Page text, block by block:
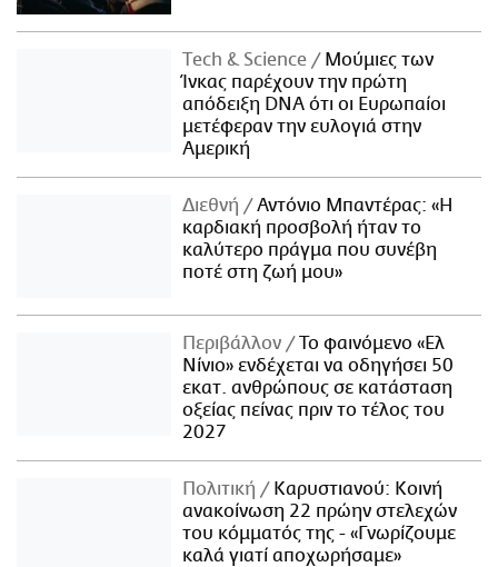
Τech & Science
Μούμιες των
Ίνκας παρέχουν την πρώτη
απόδειξη DNA ότι οι Ευρωπαίοι
μετέφεραν την ευλογιά στην
Αμερική
Διεθνή
Αντόνιο Μπαντέρας: «Η
καρδιακή προσβολή ήταν το
καλύτερο πράγμα που συνέβη
ποτέ στη ζωή μου»
Περιβάλλον
Το φαινόμενο «Ελ
Νίνιο» ενδέχεται να οδηγήσει 50
εκατ. ανθρώπους σε κατάσταση
οξείας πείνας πριν το τέλος του
2027
Πολιτική
Καρυστιανού: Κοινή
ανακοίνωση 22 πρώην στελεχών
του κόμματός της - «Γνωρίζουμε
καλά γιατί αποχωρήσαμε»